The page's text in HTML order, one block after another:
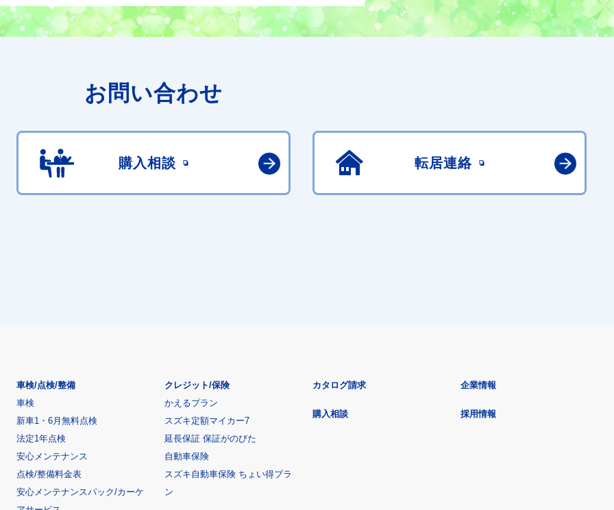
お問い合わせ
購入相談 転居連絡
車検/点検/整備
車検
新車1・6月無料点検
法定1年点検
安心メンテナンス
点検/整備料金表
安心メンテナンスパック/カーケ
クレジット/保険
かえるプラン
スズキ定額マイカー7
延長保証 保証がのびた
自動車保険
スズキ自動車保険 ちょい得プラ
ン
カタログ請求
購入相談
企業情報
採用情報